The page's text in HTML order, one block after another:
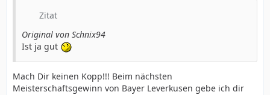
Zitat
Original von Schnix94
Ist ja gut
Mach Dir keinen Kopp!!! Beim nächsten
Meisterschaftsgewinn von Bayer Leverkusen gebe ich dir